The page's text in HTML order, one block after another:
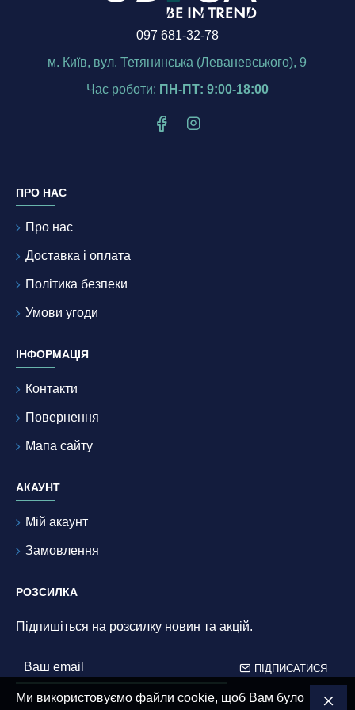
097 681-32-78
м. Київ, вул. Тетянинська (Леваневського), 9
Час роботи: ПН-ПТ: 9:00-18:00
ПРО НАС
Про нас
Доставка і оплата
Політика безпеки
Умови угоди
ІНФОРМАЦІЯ
Контакти
Повернення
Мапа сайту
АКАУНТ
Мій акаунт
Замовлення
РОЗСИЛКА
Підпишіться на розсилку новин та акцій.
ПІДПИСАТИСЯ
Ми використовуємо файли cookie, щоб Вам було